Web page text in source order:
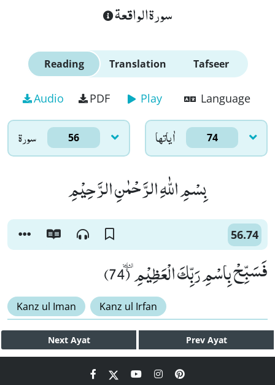
سورة الواقعة
Reading Translation Tafseer
Audio PDF Play Language
سورۃ 56 اٰياتها 74
بِسْمِ اللّٰهِ الرَّحْمٰنِ الرَّحِیْمِ
56.74
فَسَبِّحْ بِاسْمِ رَبِّكَ الْعَظِیْمِ۠ ٝ (74)
Kanz ul Iman Kanz ul Irfan
Next Ayat Prev Ayat